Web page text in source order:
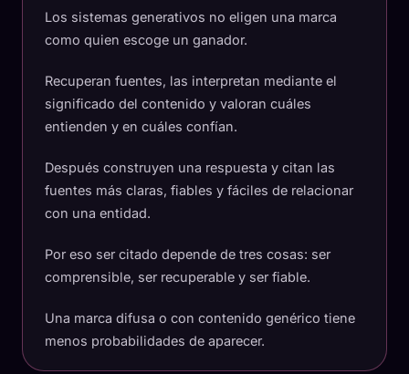
Los sistemas generativos no eligen una marca
como quien escoge un ganador.
Recuperan fuentes, las interpretan mediante el
significado del contenido y valoran cuáles
entienden y en cuáles confían.
Después construyen una respuesta y citan las
fuentes más claras, fiables y fáciles de relacionar
con una entidad.
Por eso ser citado depende de tres cosas: ser
comprensible, ser recuperable y ser fiable.
Una marca difusa o con contenido genérico tiene
menos probabilidades de aparecer.